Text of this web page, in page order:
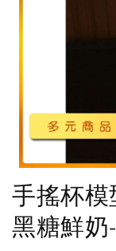
手搖杯模
黑糖鮮奶